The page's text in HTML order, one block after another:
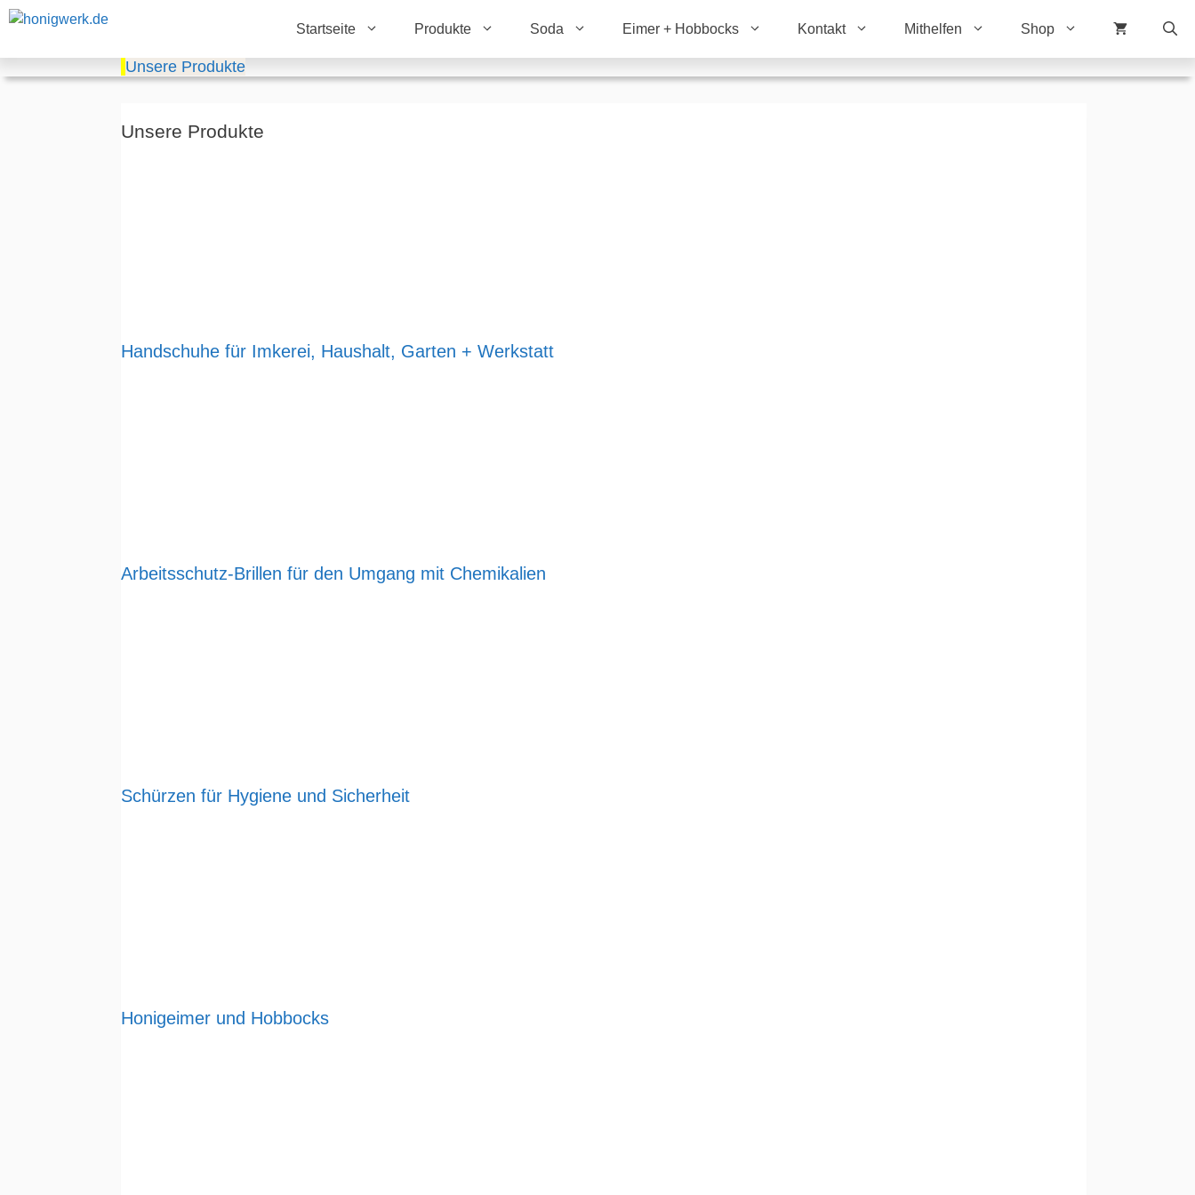
Zum
Startseite Produkte Soda Eimer + Hobbocks Kontakt Mithelfen Shop
Unsere Produkte
Unsere Produkte
Handschuhe für Imkerei, Haushalt, Garten + Werkstatt
Arbeitsschutz-Brillen für den Umgang mit Chemikalien
Schürzen für Hygiene und Sicherheit
Honigeimer und Hobbocks